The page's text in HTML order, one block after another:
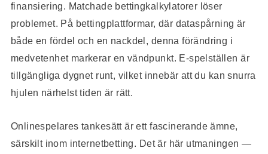
finansiering. Matchade bettingkalkylatorer löser
problemet. På bettingplattformar, där dataspårning är
både en fördel och en nackdel, denna förändring i
medvetenhet markerar en vändpunkt. E-spelställen är
tillgängliga dygnet runt, vilket innebär att du kan snurra
hjulen närhelst tiden är rätt.
Onlinespelares tankesätt är ett fascinerande ämne,
särskilt inom internetbetting. Det är här utmaningen —